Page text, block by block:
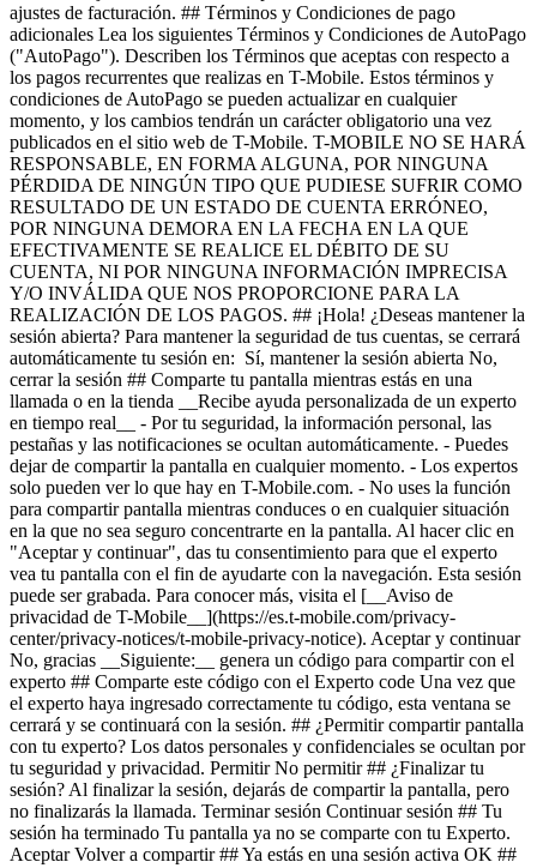
ajustes de facturación. ## Términos y Condiciones de pago
adicionales Lea los siguientes Términos y Condiciones de AutoPago
("AutoPago"). Describen los Términos que aceptas con respecto a
los pagos recurrentes que realizas en T-Mobile. Estos términos y
condiciones de AutoPago se pueden actualizar en cualquier
momento, y los cambios tendrán un carácter obligatorio una vez
publicados en el sitio web de T-Mobile. T-MOBILE NO SE HARÁ
RESPONSABLE, EN FORMA ALGUNA, POR NINGUNA
PÉRDIDA DE NINGÚN TIPO QUE PUDIESE SUFRIR COMO
RESULTADO DE UN ESTADO DE CUENTA ERRÓNEO,
POR NINGUNA DEMORA EN LA FECHA EN LA QUE
EFECTIVAMENTE SE REALICE EL DÉBITO DE SU
CUENTA, NI POR NINGUNA INFORMACIÓN IMPRECISA
Y/O INVÁLIDA QUE NOS PROPORCIONE PARA LA
REALIZACIÓN DE LOS PAGOS. ## ¡Hola! ¿Deseas mantener la
sesión abierta? Para mantener la seguridad de tus cuentas, se cerrará
automáticamente tu sesión en: Sí, mantener la sesión abierta No,
cerrar la sesión ## Comparte tu pantalla mientras estás en una
llamada o en la tienda __Recibe ayuda personalizada de un experto
en tiempo real__ - Por tu seguridad, la información personal, las
pestañas y las notificaciones se ocultan automáticamente. - Puedes
dejar de compartir la pantalla en cualquier momento. - Los expertos
solo pueden ver lo que hay en T-Mobile.com. - No uses la función
para compartir pantalla mientras conduces o en cualquier situación
en la que no sea seguro concentrarte en la pantalla. Al hacer clic en
"Aceptar y continuar", das tu consentimiento para que el experto
vea tu pantalla con el fin de ayudarte con la navegación. Esta sesión
puede ser grabada. Para conocer más, visita el [__Aviso de
privacidad de T-Mobile__](https://es.t-mobile.com/privacy-
center/privacy-notices/t-mobile-privacy-notice). Aceptar y continuar
No, gracias __Siguiente:__ genera un código para compartir con el
experto ## Comparte este código con el Experto code Una vez que
el experto haya ingresado correctamente tu código, esta ventana se
cerrará y se continuará con la sesión. ## ¿Permitir compartir pantalla
con tu experto? Los datos personales y confidenciales se ocultan por
tu seguridad y privacidad. Permitir No permitir ## ¿Finalizar tu
sesión? Al finalizar la sesión, dejarás de compartir la pantalla, pero
no finalizarás la llamada. Terminar sesión Continuar sesión ## Tu
sesión ha terminado Tu pantalla ya no se comparte con tu Experto.
Aceptar Volver a compartir ## Ya estás en una sesión activa OK ##